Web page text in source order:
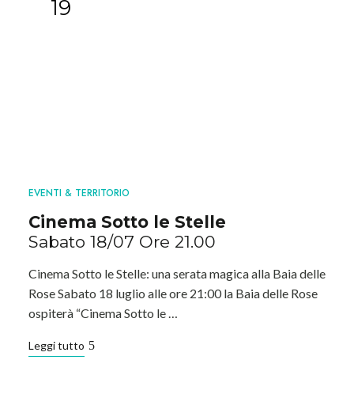
19
EVENTI & TERRITORIO
Cinema Sotto le Stelle
Sabato 18/07 Ore 21.00
Cinema Sotto le Stelle: una serata magica alla Baia delle
Rose Sabato 18 luglio alle ore 21:00 la Baia delle Rose
ospiterà “Cinema Sotto le …
Leggi tutto